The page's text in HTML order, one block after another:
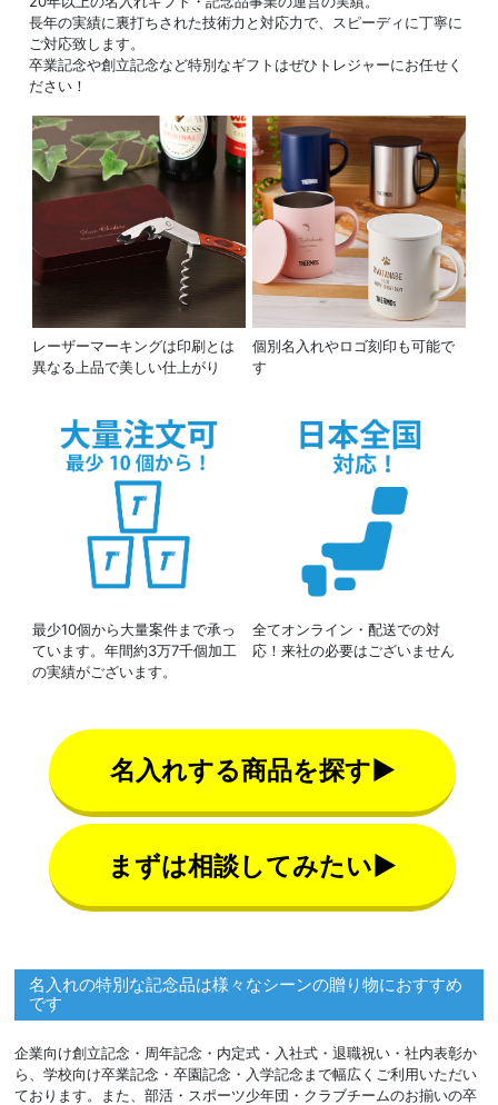
長年の実績に裏打ちされた技術力と対応力で、スピーディに丁寧に
ご対応致します。
卒業記念や創立記念など特別なギフトはぜひトレジャーにお任せく
ださい！
レーザーマーキングは印刷とは
異なる上品で美しい仕上がり
個別名入れやロゴ刻印も可能で
す
最少10個から大量案件まで承っ
ています。年間約3万7千個加工
の実績がございます。
全てオンライン・配送での対
応！来社の必要はございません
名入れする商品を探す▶
まずは相談してみたい▶
名入れの特別な記念品は様々なシーンの贈り物におすすめ
です
企業向け創立記念・周年記念・内定式・入社式・退職祝い・社内表彰か
ら、学校向け卒業記念・卒園記念・入学記念まで幅広くご利用いただい
ております。また、部活・スポーツ少年団・クラブチームのお揃いの卒